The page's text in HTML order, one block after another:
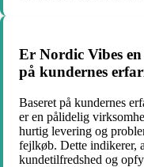
Er Nordic Vibes
på kundernes
Baseret på kundernes
er en pålidelig
hurtig levering og
fejlkøb. Dette indikerer,
kundetilfredshed og